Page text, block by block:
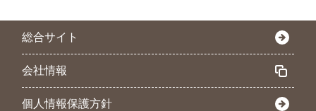
総合サイト
会社情報
個人情報保護方針